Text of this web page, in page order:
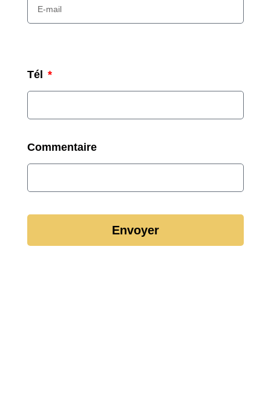
Tél
Commentaire
Envoyer